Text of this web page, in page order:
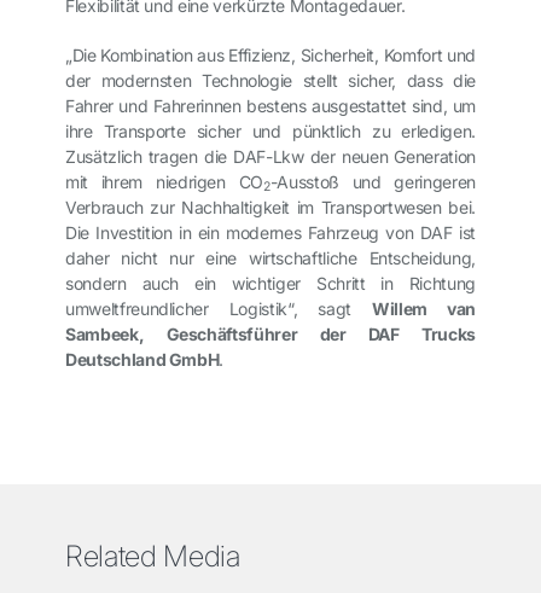
Flexibilität und eine verkürzte Montagedauer.
„Die Kombination aus Effizienz, Sicherheit, Komfort und
der modernsten Technologie stellt sicher, dass die
Fahrer und Fahrerinnen bestens ausgestattet sind, um
ihre Transporte sicher und pünktlich zu erledigen.
Zusätzlich tragen die DAF-Lkw der neuen Generation
mit ihrem niedrigen CO2-Ausstoß und geringeren
Verbrauch zur Nachhaltigkeit im Transportwesen bei.
Die Investition in ein modernes Fahrzeug von DAF ist
daher nicht nur eine wirtschaftliche Entscheidung,
sondern auch ein wichtiger Schritt in Richtung
umweltfreundlicher Logistik“, sagtWillem van
Sambeek, Geschäftsführer der DAF Trucks
Deutschland GmbH.
Related Media